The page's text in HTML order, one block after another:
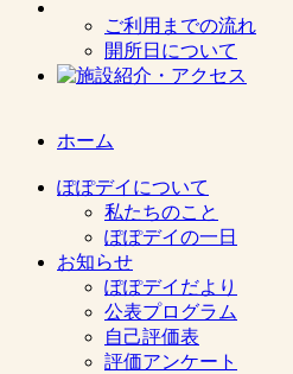
ご利用までの流れ
開所日について
ホーム
ぽぽデイについて
私たちのこと
ぽぽデイの一日
お知らせ
ぽぽデイだより
公表プログラム
自己評価表
評価アンケート